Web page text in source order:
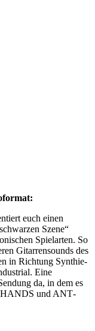
euch einen
Szene“
Spielarten. So
Gitarrensounds des
in Richtung Synthie­
Eine
da, in dem es
HANDS und ANT­